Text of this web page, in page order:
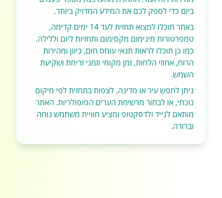
ביום כדי לספק לכם את המידע המדויק ביותר.
באתר תוכלו למצוא תחזית לעד 14 ימים קדימה,
טמפרטורות מינימום מקסימום ותחזיות ליום וללילה.
כמו כן תוכלו לראות תנאי עומס חום, כיוון ומהירות
הרוח, אחוזי הלחות, זמן מקומי וזמני זריחת ושקיעת
השמש.
ניתן לחפש עיר או מדינה, לצפות בתחזית לפי מיקום
נוכחי, או לבחור מרשימת הערים הפופולריות. האתר
מותאם לנייד ולדסקטופ ומציע חוויית משתמש נוחה
וברורה.